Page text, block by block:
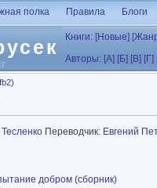
полка Правила Блоги
Книги: [Новые]
Авторы: [А] [Б] [В] [Г]
Переводчик: Евгений
добром (сборник)